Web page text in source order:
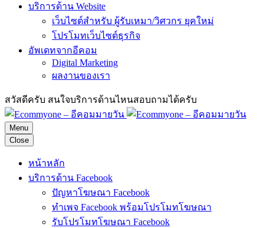
บริการด้าน Website
เว็บไซต์สำหรับ ผู้รับเหมา/วิศวกร ยุคใหม่
โปรโมทเว็บไซต์ธุรกิจ
อัพเดทจากอีคอม
Digital Marketing
ผลงานของเรา
สวัสดีครับ สนใจบริการด้านไหนสอบถามได้ครับ
Menu
Close
หน้าหลัก
บริการด้าน Facebook
ปัญหาโฆษณา Facebook
ทำเพจ Facebook พร้อมโปรโมทโฆษณา
รับโปรโมทโฆษณา Facebook